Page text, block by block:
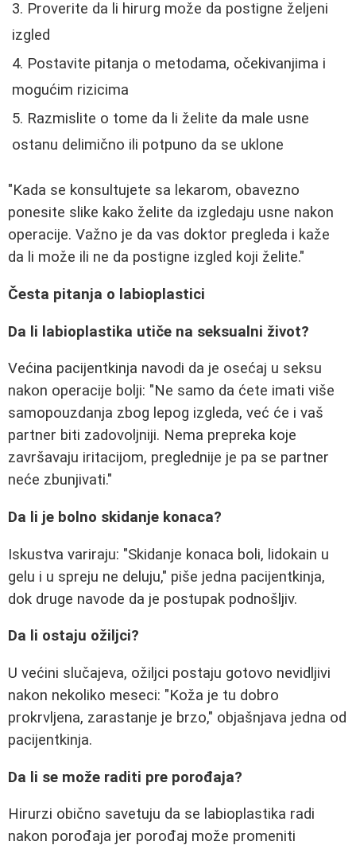
Proverite da li hirurg može da postigne željeni
izgled
Postavite pitanja o metodama, očekivanjima i
mogućim rizicima
Razmislite o tome da li želite da male usne
ostanu delimično ili potpuno da se uklone
"Kada se konsultujete sa lekarom, obavezno
ponesite slike kako želite da izgledaju usne nakon
operacije. Važno je da vas doktor pregleda i kaže
da li može ili ne da postigne izgled koji želite."
Česta pitanja o labioplastici
Da li labioplastika utiče na seksualni život?
Većina pacijentkinja navodi da je osećaj u seksu
nakon operacije bolji: "Ne samo da ćete imati više
samopouzdanja zbog lepog izgleda, već će i vaš
partner biti zadovoljniji. Nema prepreka koje
završavaju iritacijom, preglednije je pa se partner
neće zbunjivati."
Da li je bolno skidanje konaca?
Iskustva variraju: "Skidanje konaca boli, lidokain u
gelu i u spreju ne deluju," piše jedna pacijentkinja,
dok druge navode da je postupak podnošljiv.
Da li ostaju ožiljci?
U većini slučajeva, ožiljci postaju gotovo nevidljivi
nakon nekoliko meseci: "Koža je tu dobro
prokrvljena, zarastanje je brzo," objašnjava jedna od
pacijentkinja.
Da li se može raditi pre porođaja?
Hirurzi obično savetuju da se labioplastika radi
nakon porođaja jer porođaj može promeniti